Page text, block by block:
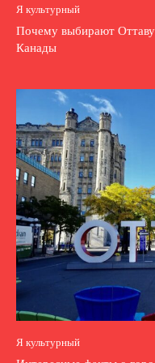
Я культурный
Почему выбирают Оттаву
Канады
Я культурный